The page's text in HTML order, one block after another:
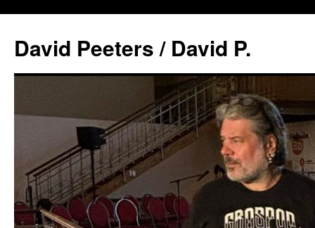
David Peeters / David P.